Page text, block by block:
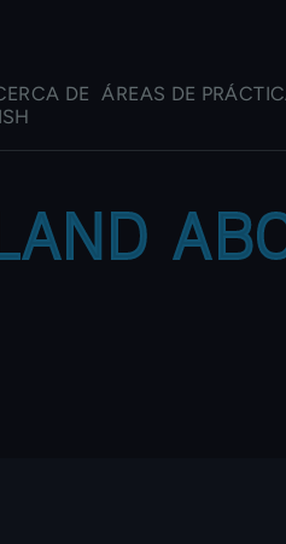
DE ÁREAS DE